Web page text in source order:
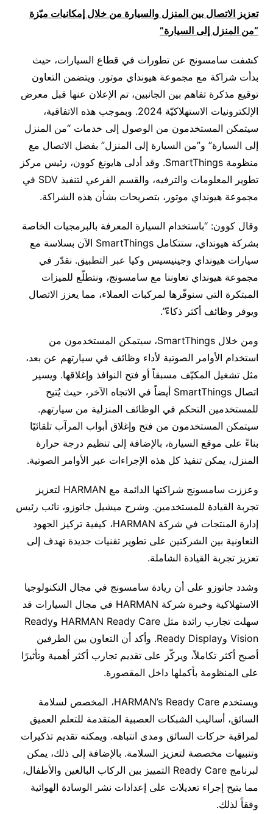
تعزيز الاتصال بين المنزل والسيارة من خلال إمكانيات ميّزة
“من المنزل إلى السيارة”
كشفت سامسونج عن تطورات في قطاع السيارات، حيث
بدأت شراكة مع مجموعة هيونداي موتور. ويتضمن التعاون
توقيع مذكرة تفاهم بين الجانبين، تم الإعلان عنها قبل معرض
الإلكترونيات الاستهلاكيّة 2024. وبموجب هذه الاتفاقية،
سيتمكن المستخدمون من الوصول إلى خدمات “من المنزل
إلى السيارة” و”من السيارة إلى المنزل” بفضل الاتصال مع
منظومة SmartThings. وقد أدلى هايونغ كوون، رئيس مركز
تطوير المعلومات والترفيه، والقسم الفرعي لتنفيذ SDV في
مجموعة هيونداي موتور، بتصريحات بشأن هذه الشراكة.
وقال كوون: “باستخدام السيارة المعرفة بالبرمجيات الخاصة
بشركة هيونداي، ستتكامل SmartThings الآن بسلاسة مع
سيارات هيونداي وجينيسيس وكيا عبر التطبيق. نقدّر في
مجموعة هيونداي تعاوننا مع سامسونج، ونتطلّع للميزات
المبتكرة التي سنوفّرها لمركبات العملاء، مما يعزز الاتصال
ويوفر وظائف أكثر ذكاءً”.
ومن خلال SmartThings، سيتمكن المستخدمون من
استخدام الأوامر الصوتية لأداء وظائف في سيارتهم عن بعد،
مثل تشغيل المكيّف مسبقاً أو فتح النوافذ وإغلاقها. ويسير
اتصال SmartThings أيضاً في الاتجاه الآخر، حيث يُتيح
للمستخدمين التحكم في الوظائف المنزلية من سيارتهم.
سيتمكن المستخدمون من فتح وإغلاق أبواب المرآب تلقائيًا
بناءً على موقع السيارة، بالإضافة إلى تنظيم درجة حرارة
المنزل، يمكن تنفيذ كل هذه الإجراءات عبر الأوامر الصوتية.
وعززت سامسونج شراكتها الدائمة مع HARMAN لتعزيز
تجربة القيادة للمستخدمين. وشرح ميشيل جاتوزو، نائب رئيس
إدارة المنتجات في شركة HARMAN، كيفية تركيز الجهود
التعاونية بين الشركتين على تطوير تقنيات جديدة تهدف إلى
تعزيز تجربة القيادة الشاملة.
وشدد جاتوزو على أن ريادة سامسونج في مجال التكنولوجيا
الاستهلاكية وخبرة شركة HARMAN في مجال السيارات قد
سهلت تجارب رائدة مثل HARMAN Ready Care وReady
Vision وReady Display. وأكد أن التعاون بين الطرفين
أصبح أكثر تكاملاً، ويركّز على تقديم تجارب أكثر أهمية وتأثيرًا
على المنظومة بأكملها داخل المقصورة.
ويستخدم HARMAN’s Ready Care، المخصص لسلامة
السائق، أساليب الشبكات العصبية المتقدمة للتعلم العميق
لمراقبة حركات السائق ومدى انتباهه. ويمكنه تقديم تذكيرات
وتنبيهات مخصصة لتعزيز السلامة. بالإضافة إلى ذلك، يمكن
لبرنامج Ready Care التمييز بين الركاب البالغين والأطفال،
مما يتيح إجراء تعديلات على إعدادات نشر الوسادة الهوائية
وفقاً لذلك.